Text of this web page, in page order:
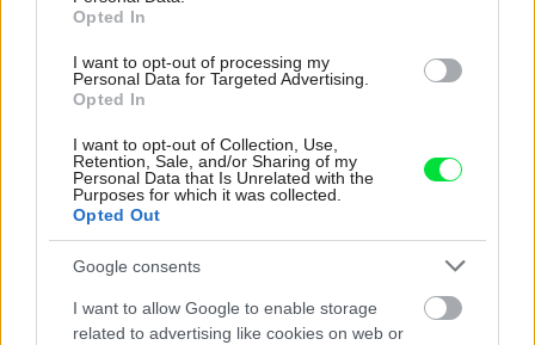
Opted In
I want to opt-out of processing my
Personal Data for Targeted Advertising.
Opted In
I want to opt-out of Collection, Use,
Retention, Sale, and/or Sharing of my
Personal Data that Is Unrelated with the
Purposes for which it was collected.
Opted Out
Google consents
I want to allow Google to enable storage
related to advertising like cookies on web or
Žije pri lese, chová sliepky a uspáva ju